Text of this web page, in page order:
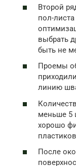
Второй
пол-
выбрать
быть не
Проемы
линию
меньше 5
хорошо
После